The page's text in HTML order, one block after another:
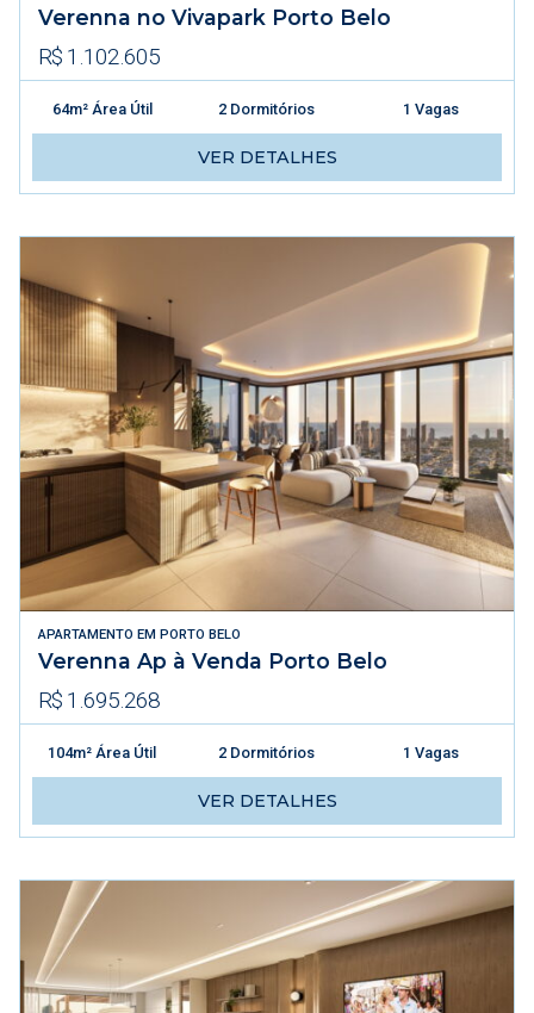
Verenna no Vivapark Porto Belo
R$ 1.102.605
64m² Área Útil 2 Dormitórios 1 Vagas
VER DETALHES
APARTAMENTO EM PORTO BELO
Verenna Ap à Venda Porto Belo
R$ 1.695.268
104m² Área Útil 2 Dormitórios 1 Vagas
VER DETALHES